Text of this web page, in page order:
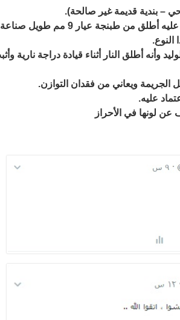
بندية قديمة غير صالحة).
– أثبت تقرير الطب الشرعي أن الفارغ المعثور عليه أطلق من طبنجة عيار 9 مم طويل صناعة
النوع.
أطلق النار أثناء قيادة دراجة نارية
الجريمة ويعاني من فقدان التوازن.
عليه.
عن لونها في الأحراز